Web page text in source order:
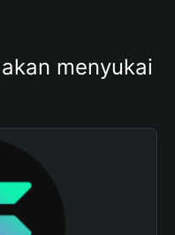
menyukai